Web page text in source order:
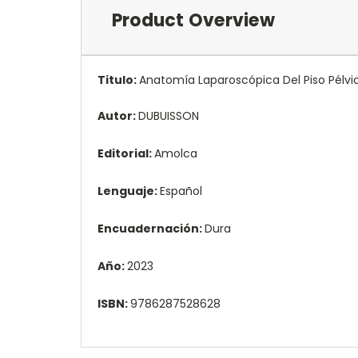
Product Overview
Titulo:Anatomía Laparoscópica Del Piso
Autor:DUBUISSON
Editorial:Amolca
Lenguaje:Español
Encuadernación:Dura
Año:2023
ISBN:9786287528628